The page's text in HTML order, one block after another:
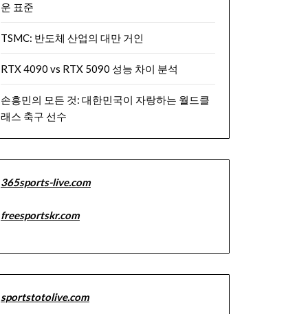
운 표준
TSMC: 반도체 산업의 대만 거인
RTX 4090 vs RTX 5090 성능 차이 분석
손흥민의 모든 것: 대한민국이 자랑하는 월드클
래스 축구 선수
365sports-live.com
freesportskr.com
sportstotolive.com